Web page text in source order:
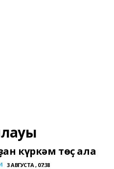
күркәм төҫ ала
3 АВГУСТА , 07:38